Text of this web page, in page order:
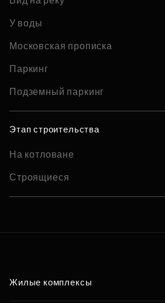
У воды
Московская прописка
Паркинг
Подземный паркинг
Этап строительства
На котловане
Строящиеся
Жилые комплексы